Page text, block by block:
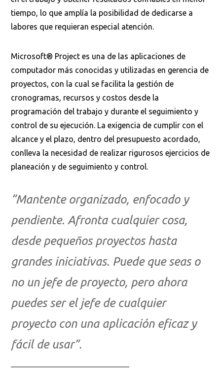
tiempo, lo que amplía la posibilidad de dedicarse a
labores que requieran especial atención.
Microsoft® Project es una de las aplicaciones de
computador más conocidas y utilizadas en gerencia de
proyectos, con la cual se facilita la gestión de
cronogramas, recursos y costos desde la
programación del trabajo y durante el seguimiento y
control de su ejecución. La exigencia de cumplir con el
alcance y el plazo, dentro del presupuesto acordado,
conlleva la necesidad de realizar rigurosos ejercicios de
planeación y de seguimiento y control.
“Mantente organizado, enfocado y
pendiente. Afronta cualquier cosa,
desde pequeños proyectos hasta
grandes iniciativas. Puede que seas o
no un jefe de proyecto, pero ahora
puedes ser el jefe de cualquier
proyecto con una aplicación eficaz y
fácil de usar”.